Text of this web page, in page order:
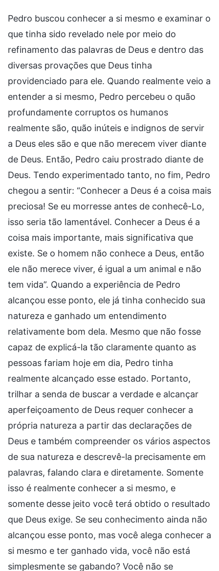
Pedro buscou conhecer a si mesmo e examinar o
que tinha sido revelado nele por meio do
refinamento das palavras de Deus e dentro das
diversas provações que Deus tinha
providenciado para ele. Quando realmente veio a
entender a si mesmo, Pedro percebeu o quão
profundamente corruptos os humanos
realmente são, quão inúteis e indignos de servir
a Deus eles são e que não merecem viver diante
de Deus. Então, Pedro caiu prostrado diante de
Deus. Tendo experimentado tanto, no fim, Pedro
chegou a sentir: “Conhecer a Deus é a coisa mais
preciosa! Se eu morresse antes de conhecê-Lo,
isso seria tão lamentável. Conhecer a Deus é a
coisa mais importante, mais significativa que
existe. Se o homem não conhece a Deus, então
ele não merece viver, é igual a um animal e não
tem vida”. Quando a experiência de Pedro
alcançou esse ponto, ele já tinha conhecido sua
natureza e ganhado um entendimento
relativamente bom dela. Mesmo que não fosse
capaz de explicá-la tão claramente quanto as
pessoas fariam hoje em dia, Pedro tinha
realmente alcançado esse estado. Portanto,
trilhar a senda de buscar a verdade e alcançar
aperfeiçoamento de Deus requer conhecer a
própria natureza a partir das declarações de
Deus e também compreender os vários aspectos
de sua natureza e descrevê-la precisamente em
palavras, falando clara e diretamente. Somente
isso é realmente conhecer a si mesmo, e
somente desse jeito você terá obtido o resultado
que Deus exige. Se seu conhecimento ainda não
alcançou esse ponto, mas você alega conhecer a
si mesmo e ter ganhado vida, você não está
simplesmente se gabando? Você não se